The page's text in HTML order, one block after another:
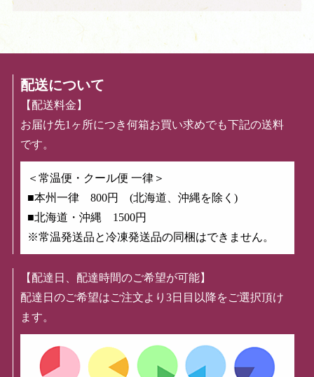
配送について
【配送料金】
お届け先1ヶ所につき何箱お買い求めでも下記の送料
です。
＜常温便・クール便 一律＞
■本州一律 800円 (北海道、沖縄を除く)
■北海道・沖縄 1500円
※常温発送品と冷凍発送品の同梱はできません。
【配達日、配達時間のご希望が可能】
配達日のご希望はご注文より3日目以降をご選択頂け
ます。